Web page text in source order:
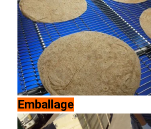
Emballage